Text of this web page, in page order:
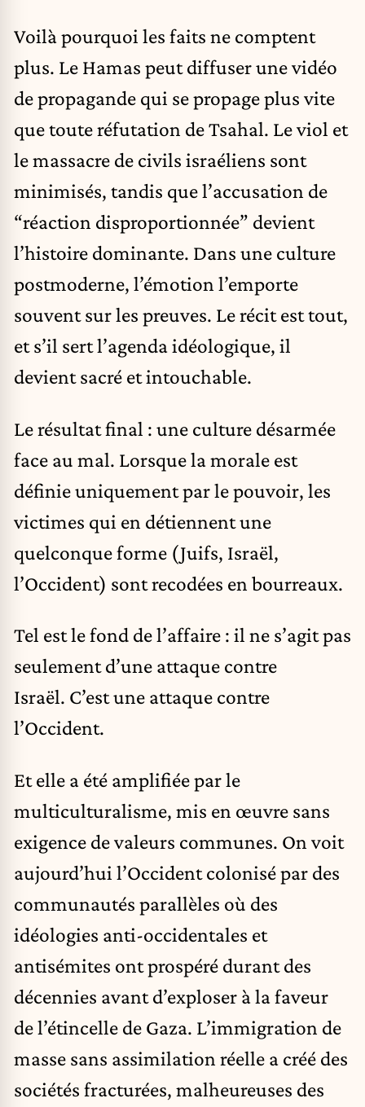
Voilà pourquoi les faits ne comptent
plus. Le Hamas peut diffuser une vidéo
de propagande qui se propage plus vite
que toute réfutation de Tsahal. Le viol et
le massacre de civils israéliens sont
minimisés, tandis que l’accusation de
“réaction disproportionnée” devient
l’histoire dominante. Dans une culture
postmoderne, l’émotion l’emporte
souvent sur les preuves. Le récit est tout,
et s’il sert l’agenda idéologique, il
devient sacré et intouchable.
Le résultat final : une culture désarmée
face au mal. Lorsque la morale est
définie uniquement par le pouvoir, les
victimes qui en détiennent une
quelconque forme (Juifs, Israël,
l’Occident) sont recodées en bourreaux.
Tel est le fond de l’affaire : il ne s’agit pas
seulement d’une attaque contre
Israël. C’est une attaque contre
l’Occident.
Et elle a été amplifiée par le
multiculturalisme, mis en œuvre sans
exigence de valeurs communes. On voit
aujourd’hui l’Occident colonisé par des
communautés parallèles où des
idéologies anti-occidentales et
antisémites ont prospéré durant des
décennies avant d’exploser à la faveur
de l’étincelle de Gaza. L’immigration de
masse sans assimilation réelle a créé des
sociétés fracturées, malheureuses des